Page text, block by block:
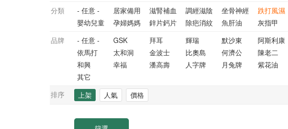
分類 - 任意 - 居家備用 滋腎補血 調經滋陰 坐骨神經 跌打風濕
嬰幼兒童
孕婦媽媽 鋅片鈣片 除疤消紋 魚肝油 灰指甲
品牌
- 任意 - GSK 拜耳 輝瑞 默沙東 阿斯利康
依馬打
太和洞 金波士 比奧島 何濟公 陳老二
和興
幸福 潘高壽 人字牌 月兔牌 紫花油
其它
排序
上架 人氣 價格